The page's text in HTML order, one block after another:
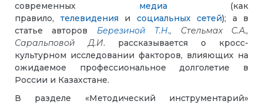
современных медиа (как
правило, телевидения и социальных сетей); а в
статье авторов Березиной Т.Н., Стельмах С.А.,
Саральповой Д.И. рассказывается о кросс-
культурном исследовании факторов, влияющих на
ожидаемое профессиональное долголетие в
России и Казахстане.
В разделе «Методический инструментарий»